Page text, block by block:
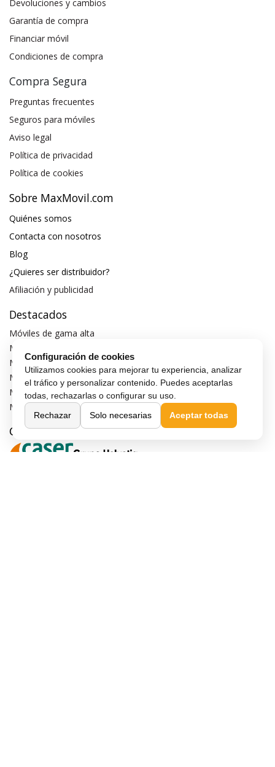
Devoluciones y cambios
Garantía de compra
Financiar móvil
Condiciones de compra
Compra Segura
Preguntas frecuentes
Seguros para móviles
Aviso legal
Política de privacidad
Política de cookies
Sobre MaxMovil.com
Quiénes somos
Contacta con nosotros
Blog
¿Quieres ser distribuidor?
Afiliación y publicidad
Destacados
Móviles de gama alta
Móviles con buena cámara
Móviles sin marcos
Móviles de 6 pulgadas
Móviles todoterreno
Móviles 4G
Confianza y seguridad
Configuración de cookies
Utilizamos cookies para mejorar tu experiencia, analizar
el tráfico y personalizar contenido. Puedes aceptarlas
todas, rechazarlas o configurar su uso.
Rechazar
Solo necesarias Aceptar todas